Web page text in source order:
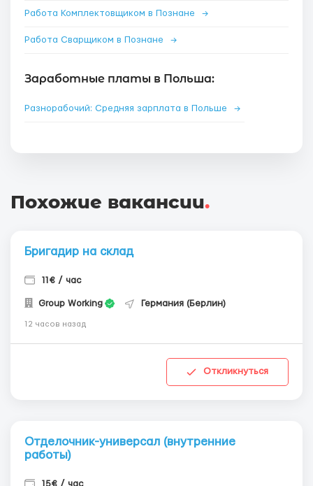
Работа Комплектовщиком в Познане →
Работа Сварщиком в Познане →
Заработные платы в Польша:
Разнорабочий: Средняя зарплата в Польше →
Похожие вакансии.
Бригадир на склад
11€ / час
Group Working Германия (Берлин)
12 часов назад
Откликнуться
Отделочник-универсал (внутренние
работы)
15€ / час